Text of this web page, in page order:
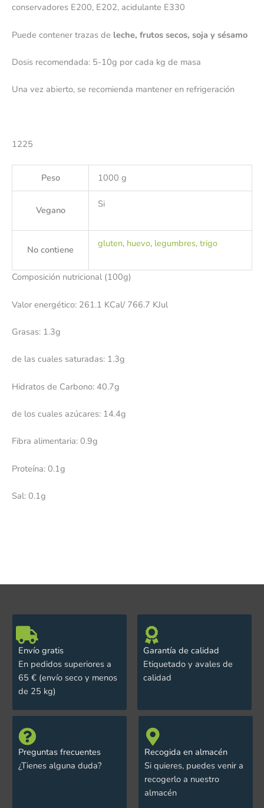
conservadores E200, E202, acidulante E330
Puede contener trazas de leche, frutos secos, soja y sésamo
Dosis recomendada: 5-10g por cada kg de masa
Una vez abierto, se recomienda mantener en refrigeración
1225
Peso 1000 g
Vegano
Si
No contiene
gluten, huevo, legumbres, trigo
Composición nutricional (100g)
Valor energético: 261.1 KCal/ 766.7 KJul
Grasas: 1.3g
de las cuales saturadas: 1.3g
Hidratos de Carbono: 40.7g
de los cuales azúcares: 14.4g
Fibra alimentaria: 0.9g
Proteína: 0.1g
Sal: 0.1g
Envío gratis
En pedidos superiores a
65 € (envío seco y menos
de 25 kg)
Garantía de calidad
Etiquetado y avales de
calidad
Preguntas frecuentes
¿Tienes alguna duda?
Recogida en almacén
Si quieres, puedes venir a
recogerlo a nuestro
almacén